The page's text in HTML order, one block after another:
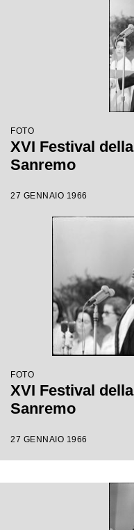
FOTO
XVI Festival
Sanremo
27 GENNAIO 1966
FOTO
XVI Festival
Sanremo
27 GENNAIO 1966